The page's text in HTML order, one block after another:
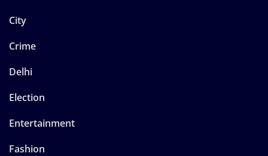
City
Crime
Delhi
Election
Entertainment
Fashion